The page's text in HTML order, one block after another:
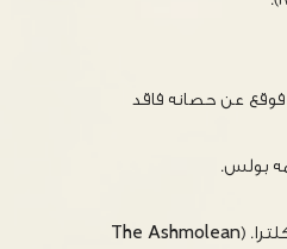
عن حصانه فاقد
بولس.
تعود هذه الأيقونة إلى أوائل القرن الخامس عشر ميلاديّ، ومحفوظة في متحف في أوكسفورد في انكلترا. (The Ashmolean